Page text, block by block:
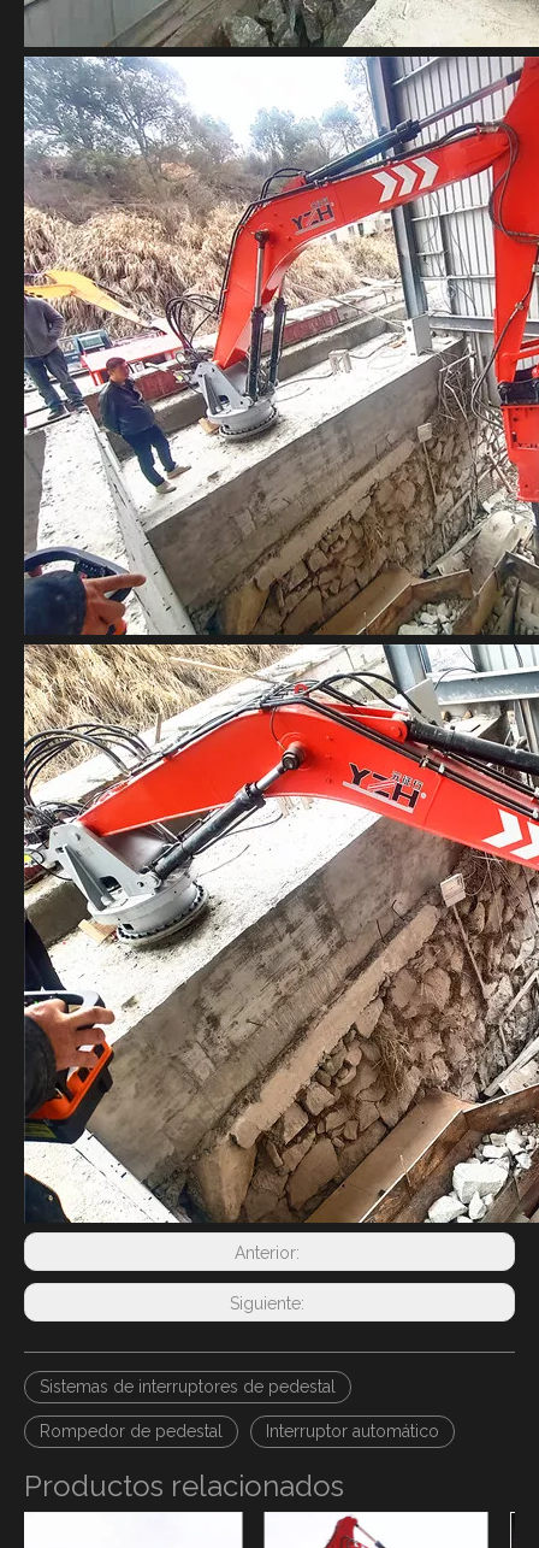
Anterior:
Siguiente:
Sistemas de interruptores de pedestal
Rompedor de pedestal Interruptor automático
Productos relacionados